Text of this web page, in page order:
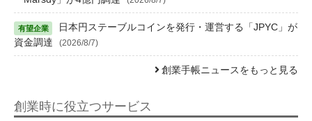
日本円ステーブルコインを発行・運営する「JPYC」が
資金調達
(2026/8/7)
創業手帳ニュースをもっと見る
創業時に役立つサービス